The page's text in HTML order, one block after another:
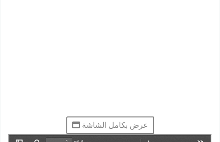
عرض بكامل الشاشة